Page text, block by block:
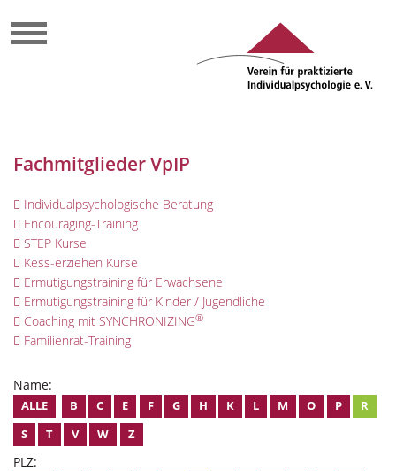
Fachmitglieder VpIP
Individualpsychologische Beratung
Encouraging-Training
STEP Kurse
Kess-erziehen Kurse
Ermutigungstraining für Erwachsene
Ermutigungstraining für Kinder / Jugendliche
Coaching mit SYNCHRONIZING®
Familienrat-Training
Name:
ALLE B C E F G H K L M O P
R
S
T V W Z
PLZ: